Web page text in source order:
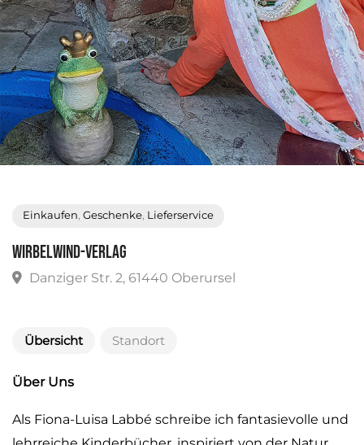
Einkaufen,Geschenke
Übersicht Standort
Über Uns
Als Fiona-Luisa Labbé schreibe ich fantasievolle und